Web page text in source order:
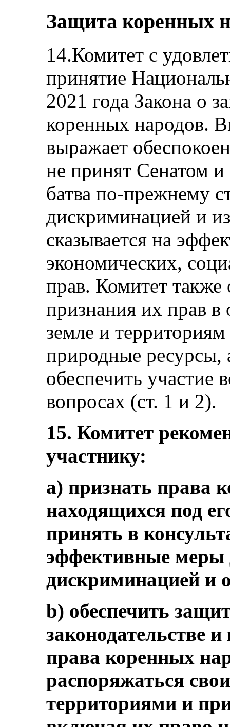
Защита коренных
14.Комитет с
принятие
2021 года Закона о
коренных народов.
выражает
не принят Сенатом
батва по-прежнему
дискриминацией и
сказывается на
экономических,
прав. Комитет также
признания их прав
земле и
природные ресурсы,
обеспечить участие
вопросах (ст. 1 и 2).
15. Комитет
участнику:
a) признать права
находящихся под
принять в
эффективные меры
дискриминацией и
b) обеспечить
законодательстве
права коренных
распоряжаться
территориями и